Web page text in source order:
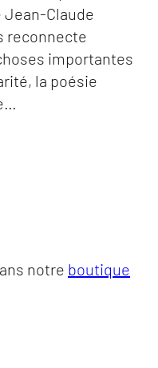
Claude
reconnecte
importantes
la poésie
notre boutique